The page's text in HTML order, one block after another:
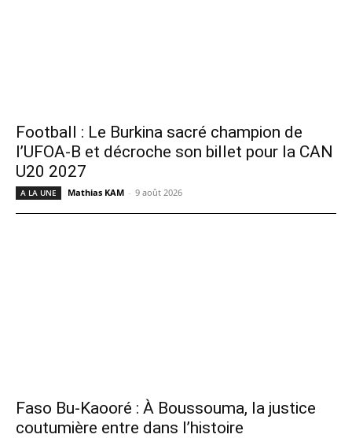
Football : Le Burkina sacré champion de
l’UFOA-B et décroche son billet pour la CAN
U20 2027
A LA UNE Mathias KAM - 9 août 2026
Faso Bu-Kaooré : À Boussouma, la justice
coutumière entre dans l’histoire